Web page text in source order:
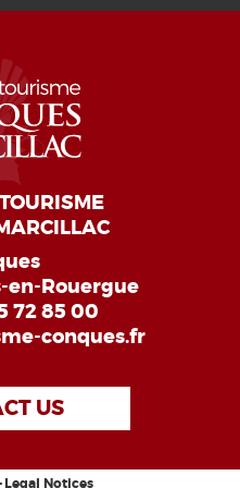
en-Rouergue
72 85 00
conques.fr
US
Legal Notices